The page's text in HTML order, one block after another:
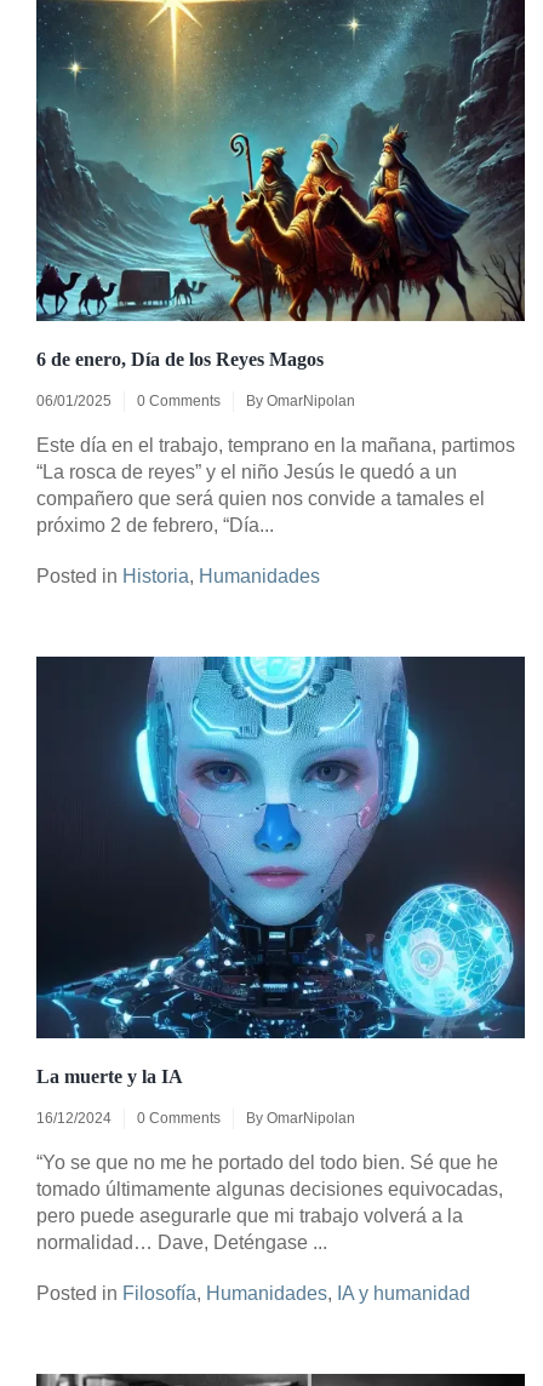
6 de enero, Día de los Reyes Magos
06/01/2025 0 Comments By OmarNipolan
Este día en el trabajo, temprano en la mañana, partimos
“La rosca de reyes” y el niño Jesús le quedó a un
compañero que será quien nos convide a tamales el
próximo 2 de febrero, “Día...
Posted in Historia, Humanidades
La muerte y la IA
16/12/2024 0 Comments By OmarNipolan
“Yo se que no me he portado del todo bien. Sé que he
tomado últimamente algunas decisiones equivocadas,
pero puede asegurarle que mi trabajo volverá a la
normalidad… Dave, Deténgase ...
Posted in Filosofía, Humanidades, IA y humanidad